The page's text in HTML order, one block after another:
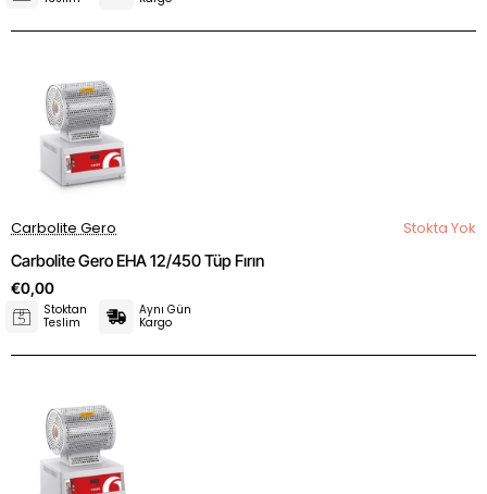
Carbolite Gero
Stokta Yok
Carbolite Gero EHA 12/450 Tüp Fırın
€0,00
Stoktan
Teslim
Aynı Gün
Kargo